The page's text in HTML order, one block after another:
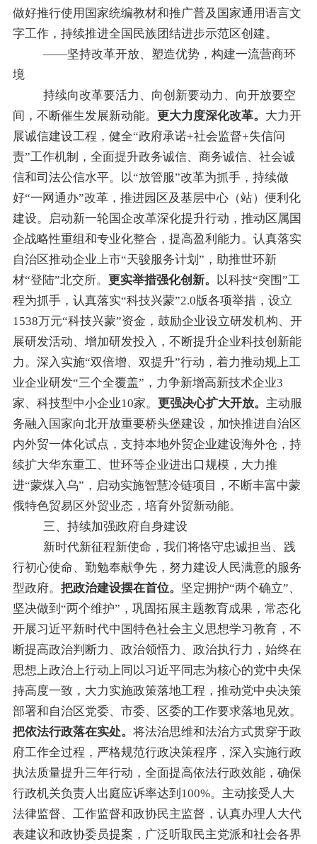
做好推行使用国家统编教材和推广普及国家通用语言文
字工作，持续推进全国民族团结进步示范区创建。
——坚持改革开放、塑造优势，构建一流营商环
境
持续向改革要活力、向创新要动力、向开放要空
间，不断催生发展新动能。 更大力度深化改革。 大力开
展诚信建设工程，健全“政府承诺+社会监督+失信问
责”工作机制，全面提升政务诚信、商务诚信、社会诚
信和司法公信水平。
以“放管服”改革为抓手，持续做
好“一网通办”改革，推进园区及基层中心（站）便利化
建设。启动新一轮国企改革深化提升行动，推动区属国
企战略性重组和专业化整合，提高盈利能力。认真落实
自治区推动企业上市“天骏服务计划 ” ，助推世环新
材“登陆”北交所。 更实举措强化创新。 以科技“突围”工
程为抓手，认真落实“科技兴蒙”2.0版各项举措， 设立
1538万元“科技兴蒙”资金，鼓励企业设立研发机构、开
展研发活动、增加研发投入，不断提升企业科技创新能
力。深入实施“双倍增、双提升”行动，着力推动规上工
业企业研发“三个全覆盖” ，力争新增高新技术企业3
家、科技型中小企业10家。 更强决心扩大开放。 主动服
务融入国家向北开放重要桥头堡建设， 加快推进自治区
内外贸一体化试点，支持本地外贸企业建设海外仓， 持
续扩大华东重工、世环等企业进出口规模，大力推
进“蒙煤入乌” ， 启动实施智慧冷链项目， 不断丰富中蒙
俄特色贸易区外贸业态，培育外贸新动能。
三、持续加强政府自身建设
新时代新征程新使命，我们将恪守忠诚担当、践
行初心使命、勤勉奉献争先，努力建设人民满意的服务
型政府。 把政治建设摆在首位。 坚定拥护“两个确立”、
坚决做到 “两个维护” ，巩固拓展主题教育成果，常态化
开展习近平新时代中国特色社会主义思想学习教育，不
断提高政治判断力、政治领悟力、政治执行力，始终在
思想上政治上行动上同以习近平同志为核心的党中央保
持高度一致， 大力实施政策落地工程，推动党中央决策
部署和自治区党委、市委、区委的工作要求落地见效。
把依法行政落在实处。 将法治思维和法治方式贯穿于政
府工作全过程，严格规范行政决策程序，深入实施行政
执法质量提升三年行动，全面提高依法行政效能，确保
行政机关负责人出庭应诉率达到100%。主动接受人大
法律监督、工作监督和政协民主监督，认真办理人大代
表建议和政协委员提案，广泛听取民主党派和社会各界